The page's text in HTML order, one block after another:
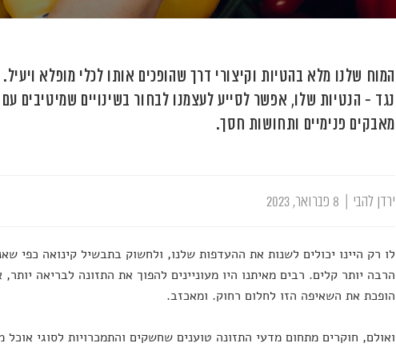
המוח שלנו מלא בהטיות וקיצורי דרך שהופכים אותו לכלי מופלא
נגד - הנטיות שלו, אפשר לסייע לעצמנו לבחור בשינויים שמיטיבים
מאבקים פנימיים ותחושות חסך.
ירדן להבי
לו רק היינו יכולים לשנות את ההעדפות שלנו, ולחשוק בתבשיל קינואה כפי
הרבה יותר קלים. רבים מאיתנו היו מעוניינים להפוך את התזונה לבריאה
הופכת את השאיפה הזו לחלום רחוק. ומאכזב.
ואולם, חוקרים מתחום מדעי התזונה טוענים שחשקים והתמכרויות לסוגי אוכל